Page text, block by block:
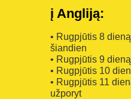
į Angliją:
• Rugpjūtis 8
šiandien
• Rugpjūtis 9
• Rugpjūtis 10
• Rugpjūtis 11
užporyt